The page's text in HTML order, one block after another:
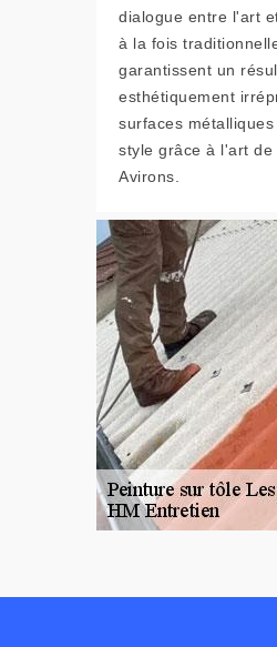
dialogue entre l'art
à la fois
garantissent un
esthétiquement
surfaces
style grâce à l'art
Avirons.